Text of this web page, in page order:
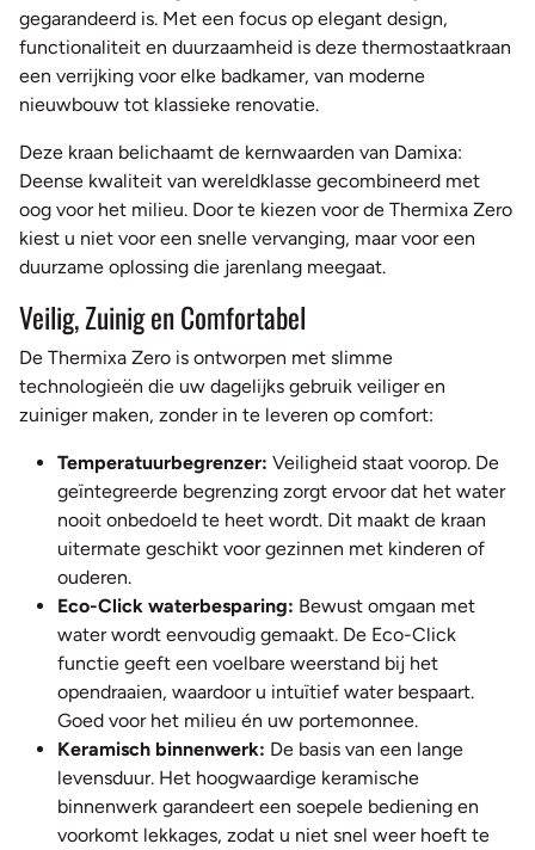
gegarandeerd is. Met een focus op elegant design,
functionaliteit en duurzaamheid is deze thermostaatkraan
een verrijking voor elke badkamer, van moderne
nieuwbouw tot klassieke renovatie.
Deze kraan belichaamt de kernwaarden van Damixa:
Deense kwaliteit van wereldklasse gecombineerd met
oog voor het milieu. Door te kiezen voor de Thermixa Zero
kiest u niet voor een snelle vervanging, maar voor een
duurzame oplossing die jarenlang meegaat.
Veilig, Zuinig en Comfortabel
De Thermixa Zero is ontworpen met slimme
technologieën die uw dagelijks gebruik veiliger en
zuiniger maken, zonder in te leveren op comfort:
Temperatuurbegrenzer: Veiligheid staat voorop. De
geïntegreerde begrenzing zorgt ervoor dat het water
nooit onbedoeld te heet wordt. Dit maakt de kraan
uitermate geschikt voor gezinnen met kinderen of
ouderen.
Eco-Click waterbesparing: Bewust omgaan met
water wordt eenvoudig gemaakt. De Eco-Click
functie geeft een voelbare weerstand bij het
opendraaien, waardoor u intuïtief water bespaart.
Goed voor het milieu én uw portemonnee.
Keramisch binnenwerk: De basis van een lange
levensduur. Het hoogwaardige keramische
binnenwerk garandeert een soepele bediening en
voorkomt lekkages, zodat u niet snel weer hoeft te